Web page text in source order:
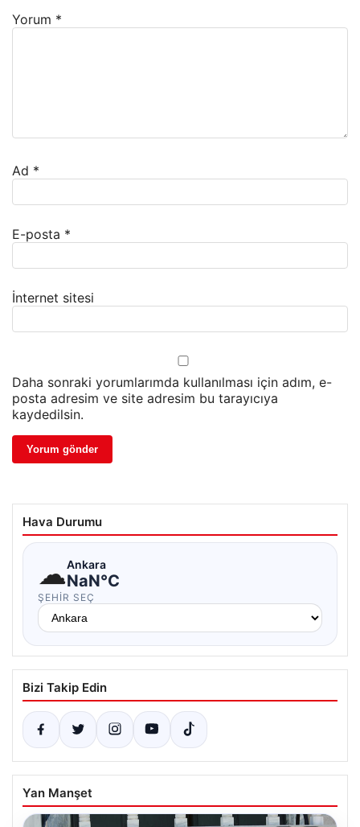
Yorum *
Ad *
E-posta *
İnternet sitesi
Daha sonraki yorumlarımda kullanılması için adım, e-
posta adresim ve site adresim bu tarayıcıya
kaydedilsin.
Hava Durumu
☁Ankara
NaN°C
ŞEHIR SEÇ
Bizi Takip Edin
Yan Manşet